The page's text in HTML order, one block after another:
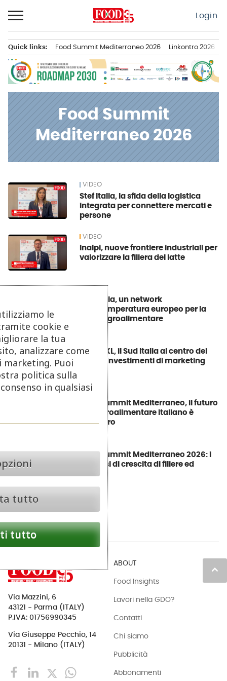
al
contenuto
Login
principale
Quick links: Food Summit Mediterraneo 2026 Linkontro 2026
Food Summit
Mediterraneo 2026
News VIDEO
Stef Italia, la sfida della logistica
integrata per connettere mercati e
persone
VIDEO
Inalpi, nuove frontiere industriali per
valorizzare la filiera del latte
Stef Italia, un network
multitemperatura europeo per la
filiera agroalimentare
Media XL, il Sud Italia al centro dei
grandi investimenti di marketing
EVENTI
Food Summit Mediterraneo, il futuro
dell’agroalimentare italiano è
all’estero
Food Summit Mediterraneo 2026: i
percorsi di crescita di filiere ed
export
keyboard_arrow_up
Via Mazzini, 6
43121 - Parma (ITALY)
P.IVA: 01756990345
Via Giuseppe Pecchio, 14
20131 - Milano (ITALY)
ABOUT
Food Insights
Lavori nella GDO?
Contatti
Chi siamo
Pubblicità
Abbonamenti
le
cookie e
la tua
analizzare come
Puoi
politica sulla
in qualsiasi
tutto
tutto